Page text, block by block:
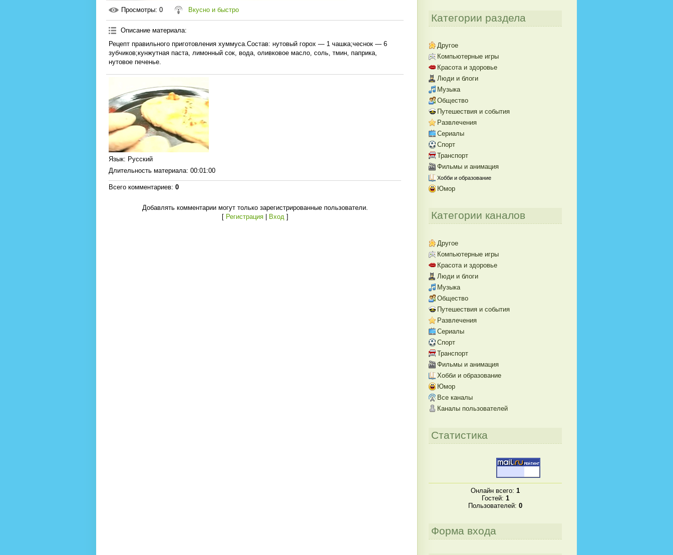
Просмотры: 0 Вкусно и быстро
Описание материала:
Рецепт правильного приготовления хуммуса.Состав: нутовый горох — 1 чашка;чеснок — 6
зубчиков;кунжутная паста, лимонный сок, вода, оливковое масло, соль, тмин, паприка,
нутовое печенье.
Язык: Русский
Длительность материала: 00:01:00
Всего комментариев: 0
Добавлять комментарии могут только зарегистрированные пользователи.
[ Регистрация| Вход]
Категории раздела
Другое
Компьютерные игры
Красота и здоровье
Люди и блоги
Музыка
Общество
Путешествия и события
Развлечения
Сериалы
Спорт
Транспорт
Фильмы и анимация
Хобби и образование
Юмор
Категории каналов
Другое
Компьютерные игры
Красота и здоровье
Люди и блоги
Музыка
Общество
Путешествия и события
Развлечения
Сериалы
Спорт
Транспорт
Фильмы и анимация
Хобби и образование
Юмор
Все каналы
Каналы пользователей
Статистика
Онлайн всего: 1
Гостей: 1
Пользователей: 0
Форма входа